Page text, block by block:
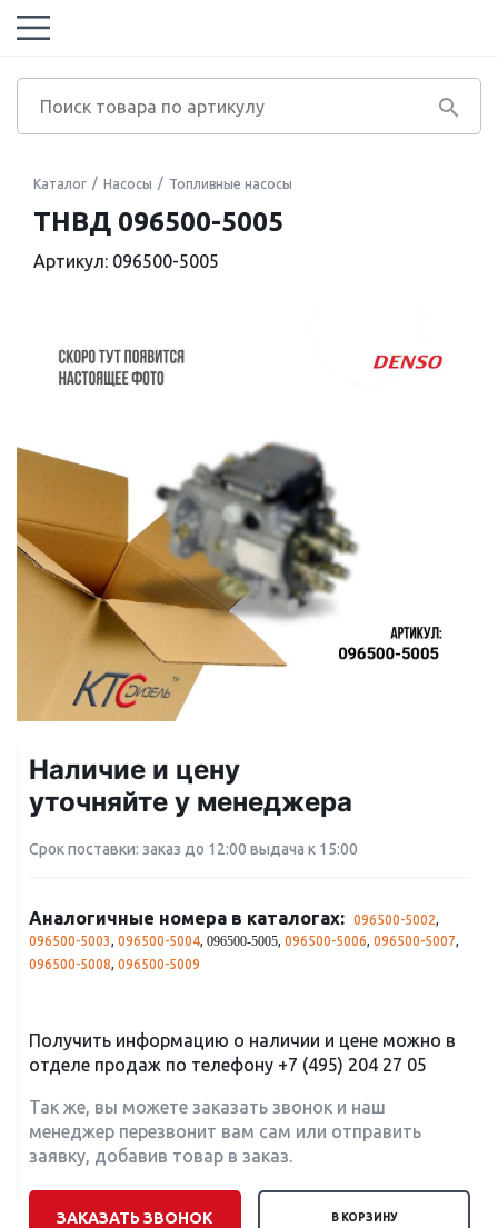
Каталог Насосы Топливные насосы
ТНВД 096500-5005
Артикул: 096500-5005
Наличие и цену
уточняйте у менеджера
Срок поставки: заказ до 12:00 выдача к 15:00
Аналогичные номера в каталогах: 096500-5002,
096500-5003, 096500-5004, 096500-5005, 096500-5006, 096500-5007,
096500-5008, 096500-5009
Получить информацию о наличии и цене можно в
отделе продаж по телефону +7 (495) 204 27 05
Так же, вы можете заказать звонок и наш
менеджер перезвонит вам сам или отправить
заявку, добавив товар в заказ.
ЗАКАЗАТЬ ЗВОНОК В КОРЗИНУ